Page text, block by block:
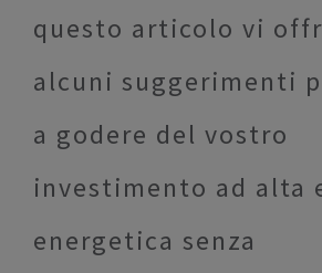
questo articolo vi
alcuni suggerimenti
a godere del vostro
investimento ad alta
energetica senza